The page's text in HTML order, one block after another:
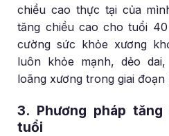
chiều cao thực tại của
tăng chiều cao cho tuổi
cường sức khỏe xương
luôn khỏe mạnh, dẻo
loãng xương trong giai đoạn
3. Phương pháp
tuổi